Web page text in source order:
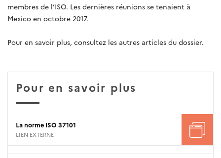
membres de l’ISO. Les dernières réunions se tenaient à
Mexico en octobre 2017.
Pour en savoir plus, consultez les autres articles du dossier.
Pour en savoir plus
La norme ISO 37101
LIEN EXTERNE